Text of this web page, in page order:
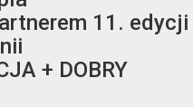
11. edycji
+ DOBRY